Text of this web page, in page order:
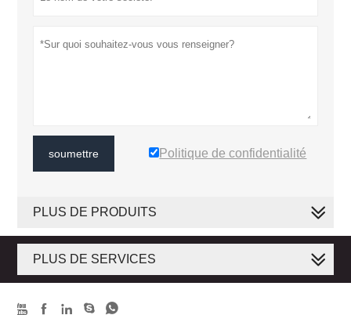
soumettre Politique de confidentialité
PLUS DE PRODUITS
PLUS DE SERVICES
    